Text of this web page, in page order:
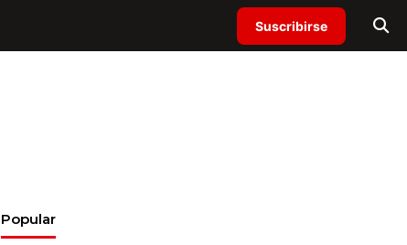
Suscribirse
Popular